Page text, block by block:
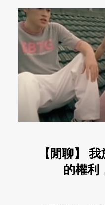
【閒聊】
的權利